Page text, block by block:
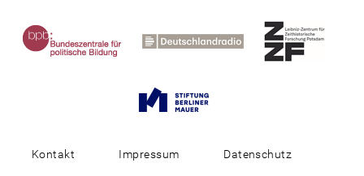
Kontakt Impressum Datenschutz